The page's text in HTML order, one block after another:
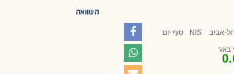
אביב NIS סוף יום
באג'
השוואה